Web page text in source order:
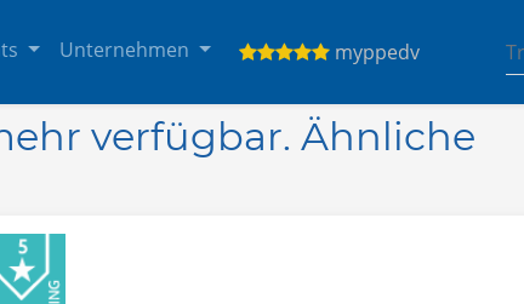
Unternehmen myppedv
verfügbar. Ähnliche